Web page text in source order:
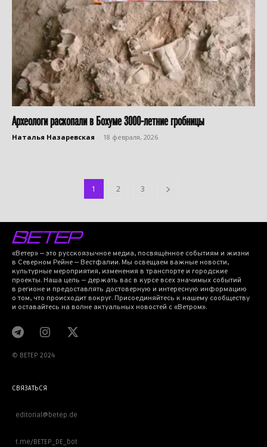
Археологи раскопали в Бохуме 3000-летние гробницы
Наталья Назаревская 18 февраля, 2026
1 2 3
«Ветер» — это русскоязычное медиа, посвящённое событиям и жизни
в Северном Рейне — Вестфалии. Мы освещаем важные новости,
культурные мероприятия, изменения в транспорте и городские
проекты. Наша цель — держать вас в курсе всех значимых событий
в регионе и предоставлять достоверную и интересную информацию
о том, что происходит вокруг. Присоединяйтесь к нашему сообществу
и оставайтесь на волне актуальных новостей с «Ветром».
© BETEP 2024
СВЯЗАТЬСЯ
editorial@betep.de
t.me/BETEP_DE_bot